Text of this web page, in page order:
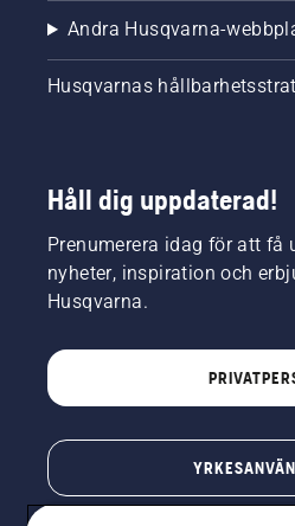
Andra Husqvarna-
Husqvarnas
Håll dig uppdaterad!
Prenumerera idag för att få
nyheter, inspiration och
Husqvarna.